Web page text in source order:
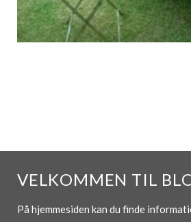
VELKOMMEN TIL
På hjemmesiden kan du finde